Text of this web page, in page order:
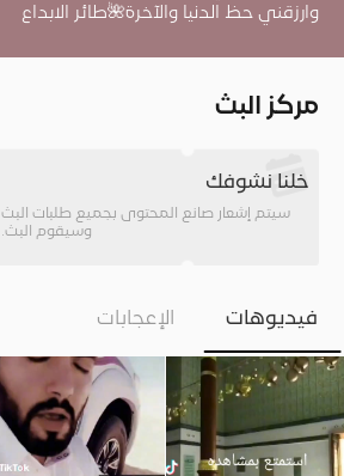
وارزقني حظ الدنيا والآخرة🌺طائر الابداع
مركز البث
خلنا نشوفك
سيتم إشعار صانع المحتوى بجميع طلبات البث
وسيقوم البث.
فيديوهات الإعجابات